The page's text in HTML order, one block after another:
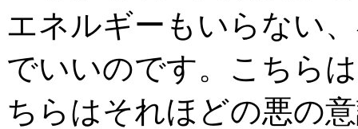
エネルギーもいらない
でいいのです。こちら
ちらはそれほどの悪の